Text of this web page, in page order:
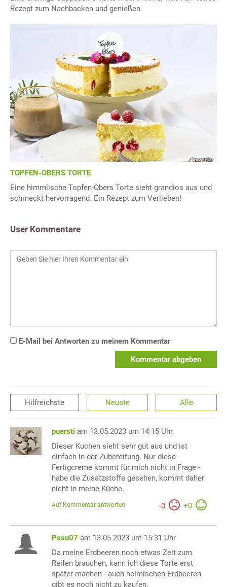
Rezept zum Nachbacken und genießen.
TOPFEN-OBERS TORTE
Eine himmlische Topfen-Obers Torte sieht grandios aus und
schmeckt hervorragend. Ein Rezept zum Verlieben!
User Kommentare
E-Mail bei Antworten zu meinem Kommentar
Kommentar abgeben
Hilfreichste Neuste Alle
puersti am 13.05.2023 um 14:15 Uhr
Dieser Kuchen sieht sehr gut aus und ist
einfach in der Zubereitung. Nur diese
Fertigcreme kommt für mich nicht in Frage -
habe die Zusatzstoffe gesehen, kommt daher
nicht in meine Küche.
-0 +0
Auf Kommentar antworten
Pesu07 am 13.05.2023 um 15:31 Uhr
Da meine Erdbeeren noch etwas Zeit zum
Reifen brauchen, kann ich diese Torte erst
später machen - auch heimischen Erdbeeren
gibt es noch nicht zu kaufen.